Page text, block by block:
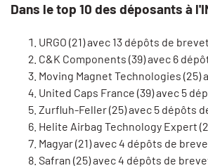
Dans le top 10 des déposants à
URGO (21) avec 13 dépôts de
C&K Components (39) avec 6
Moving Magnet Technologies (25)
United Caps France (39) avec 5
Zurfluh-Feller (25) avec 5 dépôts
Helite Airbag Technology Expert
Magyar (21) avec 4 dépôts de
Safran (25) avec 4 dépôts de